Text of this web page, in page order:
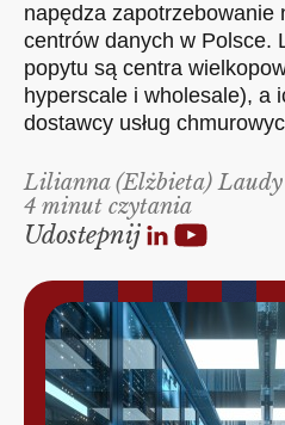
napędza zapotrzebowanie
centrów danych w Polsce.
popytu są centra
hyperscale i wholesale), a
dostawcy usług
Lilianna (Elżbieta) Laudy
4 minut czytania
Udostepnij